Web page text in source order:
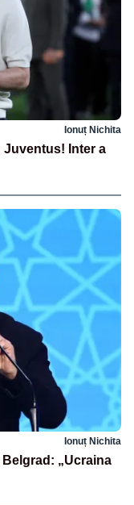
Ionuț Nichita
Juventus! Inter a
Ionuț Nichita
„Ucraina